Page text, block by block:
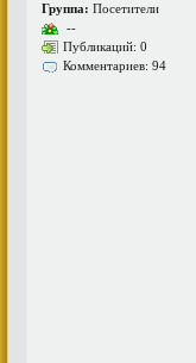
Группа: Посетители
--
Публикаций: 0
Комментариев: 94